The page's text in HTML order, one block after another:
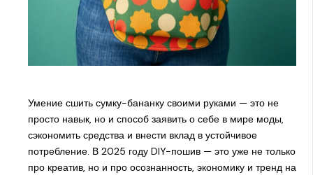
Умение сшить сумку-бананку своими руками — это не
просто навык, но и способ заявить о себе в мире моды,
сэкономить средства и внести вклад в устойчивое
потребление. В 2025 году DIY-пошив — это уже не только
про креатив, но и про осознанность, экономику и тренд на